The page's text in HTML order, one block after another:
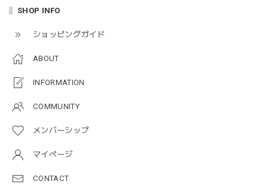
SHOP INFO
ショッピングガイド
ABOUT
INFORMATION
COMMUNITY
メンバーシップ
マイページ
CONTACT
プレゼントした友人がとても喜んでました。ありがとうござ
います！
JELLYCATは特に個体差が激しいブランドなので、どんな子